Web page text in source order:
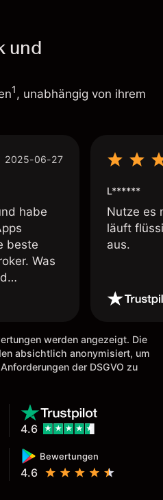
und
1, unabhängig von ihrem
2025-06-27
habe
beste
Was
OK.
wie es
L******
Nutze es
läuft
aus.
werden angezeigt. Die
absichtlich anonymisiert, um
der DSGVO zu
Bewertungen
4.6
4.6